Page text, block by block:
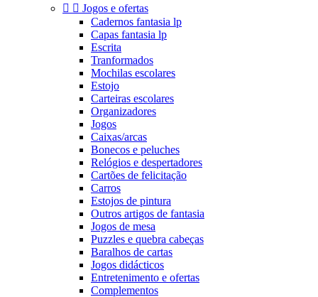
  Jogos e ofertas
Cadernos fantasia lp
Capas fantasia lp
Escrita
Tranformados
Mochilas escolares
Estojo
Carteiras escolares
Organizadores
Jogos
Caixas/arcas
Bonecos e peluches
Relógios e despertadores
Cartões de felicitação
Carros
Estojos de pintura
Outros artigos de fantasia
Jogos de mesa
Puzzles e quebra cabeças
Baralhos de cartas
Jogos didácticos
Entretenimento e ofertas
Complementos